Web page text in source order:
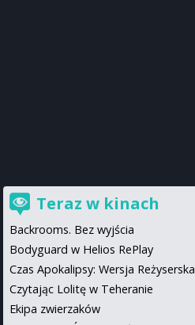
Teraz w kinach
Backrooms. Bez wyjścia
Bodyguard w Helios RePlay
Czas Apokalipsy: Wersja Reżyserska
Czytając Lolitę w Teheranie
Ekipa zwierzaków